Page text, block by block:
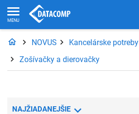
NOVUS
Kancelárske potreby
Zošívačky a dierovačky
NAJŽIADANEJŠIE